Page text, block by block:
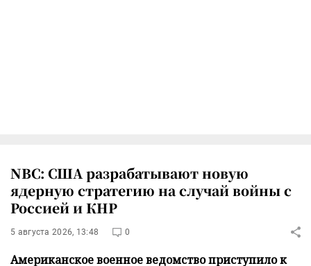
NBC: США разрабатывают новую
ядерную стратегию на случай войны с
Россией и КНР
5 августа 2026, 13:48 0
Американское военное ведомство приступило к